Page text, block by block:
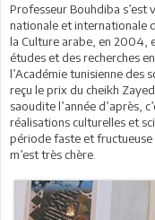
Professeur Bouhdiba s’est
nationale et internationale
la Culture arabe, en 2004,
études et des recherches
l’Académie tunisienne des
reçu le prix du cheikh
saoudite l’année d’après,
réalisations culturelles et
période faste et
m’est très chère.